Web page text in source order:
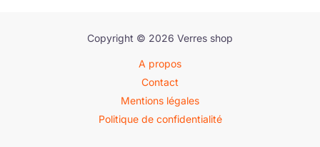
Copyright © 2026 Verres shop
A propos
Contact
Mentions légales
Politique de confidentialité